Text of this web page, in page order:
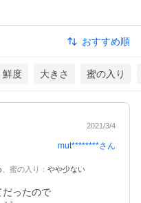
おすすめ順
鮮度 大きさ 蜜の入り
2021/3/4
mut********さん
蜜の入り ： やや少ない
だったので